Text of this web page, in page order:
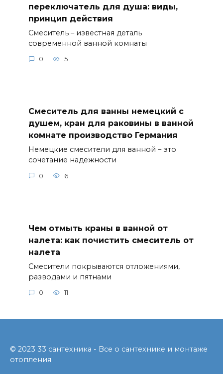
переключатель для душа: виды,
принцип действия
Смеситель – известная деталь
современной ванной комнаты
0 5
Смеситель для ванны немецкий с
душем, кран для раковины в ванной
комнате производство Германия
Немецкие смесители для ванной – это
сочетание надежности
0 6
Чем отмыть краны в ванной от
налета: как почистить смеситель от
налета
Смесители покрываются отложениями,
разводами и пятнами
0 11
© 2023 33 сантехника - Все о сантехнике и монтаже
отопления